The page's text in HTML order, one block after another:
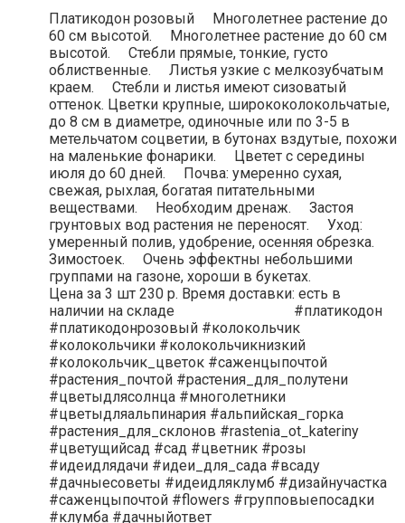
Платикодон розовый ⠀ Многолетнее растение до
60 см высотой. ⠀ Многолетнее растение до 60 см
высотой. ⠀ Стебли прямые, тонкие, густо
облиственные. ⠀ Листья узкие с мелкозубчатым
краем. ⠀ Стебли и листья имеют сизоватый
оттенок. Цветки крупные, ширококолокольчатые,
до 8 см в диаметре, одиночные или по 3-5 в
метельчатом соцветии, в бутонах вздутые, похожи
на маленькие фонарики. ⠀ Цветет с середины
июля до 60 дней. ⠀ Почва: умеренно сухая,
свежая, рыхлая, богатая питательными
веществами. ⠀ Необходим дренаж. ⠀ Застоя
грунтовых вод растения не переносят. ⠀ Уход:
умеренный полив, удобрение, осенняя обрезка. ⠀
Зимостоек. ⠀ Очень эффектны небольшими
группами на газоне, хороши в букетах. ⠀ ⠀ ⠀ ⠀ ⠀ ⠀
Цена за 3 шт 230 р. Время доставки: есть в
наличии на складе ⠀ ⠀ ⠀ ⠀ ⠀ ⠀ ⠀ ⠀ #платикодон
#платикодонрозовый #колокольчик
#колокольчики #колокольчикнизкий
#колокольчик_цветок #саженцыпочтой
#растения_почтой #растения_для_полутени
#цветыдлясолнца #многолетники
#цветыдляальпинария #альпийская_горка
#растения_для_склонов #rastenia_ot_kateriny
#цветущийсад #сад #цветник #розы
#идеидлядачи #идеи_для_сада #всаду
#дачныесоветы #идеидляклумб #дизайнучастка
#саженцыпочтой #flowers #групповыепосадки
#клумба #дачныйответ